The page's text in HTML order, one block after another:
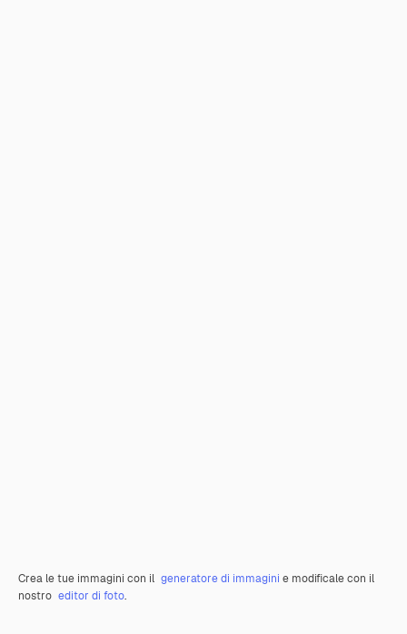
Crea le tue immagini con il generatore di immagini e modificale con il
nostro editor di foto.